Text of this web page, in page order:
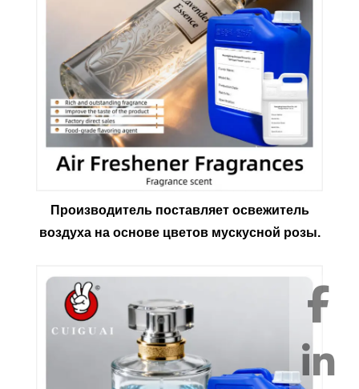
Производитель поставляет освежитель
воздуха на основе цветов мускусной розы.